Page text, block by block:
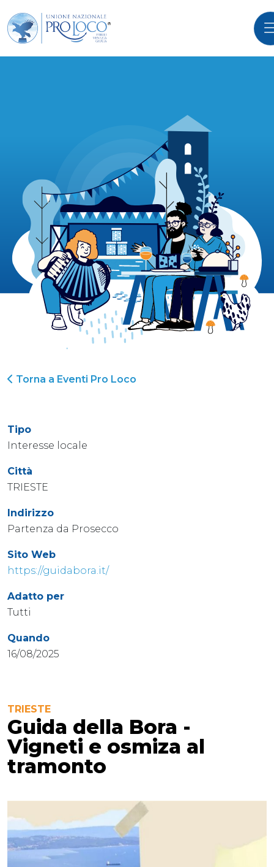
Torna a Eventi Pro Loco
Tipo
Interesse locale
Città
TRIESTE
Indirizzo
Partenza da Prosecco
Sito Web
https://guidabora.it/
Adatto per
Tutti
Quando
16/08/2025
TRIESTE
Guida della Bora -
Vigneti e osmiza al
tramonto